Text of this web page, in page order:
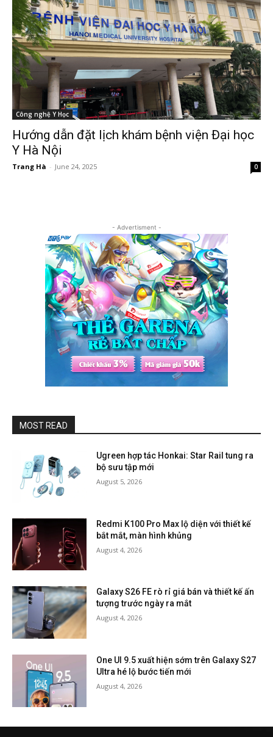
Công nghệ Y Học
Hướng dẫn đặt lịch khám bệnh viện Đại học
Y Hà Nội
Trang Hà - June 24, 2025 0
- Advertisment -
MOST READ
Ugreen hợp tác Honkai: Star Rail tung ra
bộ sưu tập mới
August 5, 2026
Redmi K100 Pro Max lộ diện với thiết kế
bắt mắt, màn hình khủng
August 4, 2026
Galaxy S26 FE rò rỉ giá bán và thiết kế ấn
tượng trước ngày ra mắt
August 4, 2026
One UI 9.5 xuất hiện sớm trên Galaxy S27
Ultra hé lộ bước tiến mới
August 4, 2026